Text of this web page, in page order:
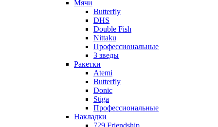
Мячи
Butterfly
DHS
Double Fish
Nittaku
Профессиональные
3 зведы
Ракетки
Atemi
Butterfly
Donic
Stiga
Профессиональные
Накладки
729 Friendship